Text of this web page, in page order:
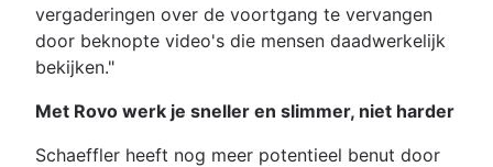
vergaderingen over de voortgang te vervangen
door beknopte video's die mensen daadwerkelijk
bekijken."
Met Rovo werk je sneller en slimmer, niet harder
Schaeffler heeft nog meer potentieel benut door